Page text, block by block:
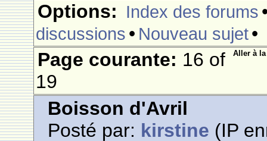
Options: Index des forums
discussions • Nouveau sujet•
Aller à
Page courante: 16 of
19
Boisson d'Avril
Posté par: kirstine (IP